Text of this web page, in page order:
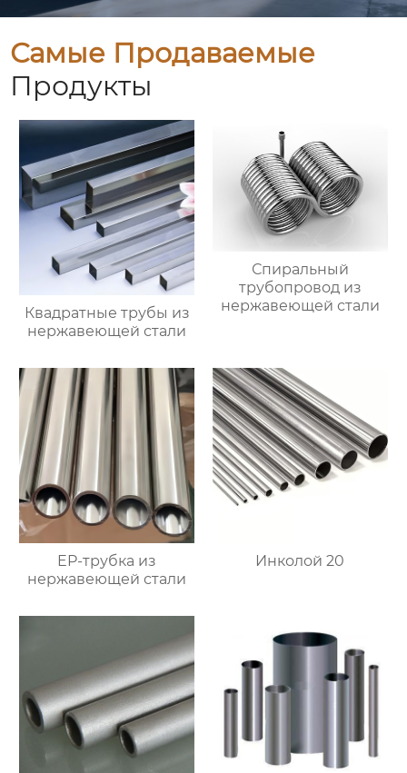
Самые Продаваемые
Продукты
Квадратные трубы из
нержавеющей стали
Спиральный
трубопровод из
нержавеющей стали
EP-трубка из
нержавеющей стали
Инколой 20